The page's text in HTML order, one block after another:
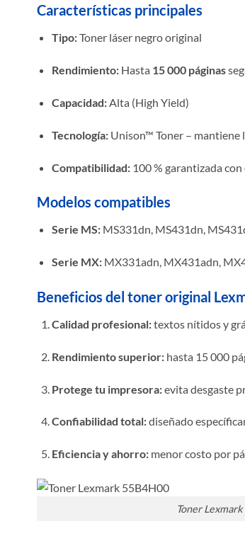
Características principales
Tipo:Toner láser negro original
Rendimiento:Hasta 15 000 páginas
Capacidad:Alta (High Yield)
Tecnología:Unison™ Toner – mantiene
Compatibilidad:100 % garantizada
Modelos compatibles
Serie MS:MS331dn, MS431dn,
Serie MX:MX331adn, MX431adn,
Beneficios del toner original
Calidad profesional:textos nítidos y
Rendimiento superior:hasta 15 000
Protege tu impresora:evita desgaste
Confiabilidad total:diseñado
Eficiencia y ahorro:menor costo por
Toner